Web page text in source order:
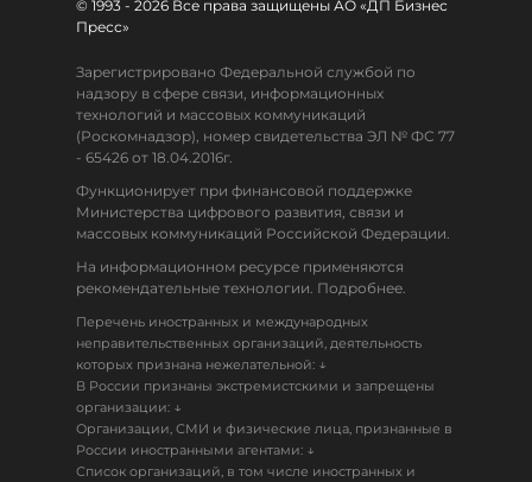
© 1993 - 2026 Все права защищены АО «ДП Бизнес
Пресс»
Зарегистрировано Федеральной службой по
надзору в сфере связи, информационных
технологий и массовых коммуникаций
(Роскомнадзор), номер свидетельства ЭЛ № ФС 77
- 65426 от 18.04.2016г.
Функционирует при финансовой поддержке
Министерства цифрового развития, связи и
массовых коммуникаций Российской Федерации.
На информационном ресурсе применяются
рекомендательные технологии. Подробнее.
Перечень иностранных и международных
неправительственных организаций, деятельность
которых признана нежелательной: ↓
В России признаны экстремистскими и запрещены
организации: ↓
Организации, СМИ и физические лица, признанные в
России иностранными агентами: ↓
Список организаций, в том числе иностранных и